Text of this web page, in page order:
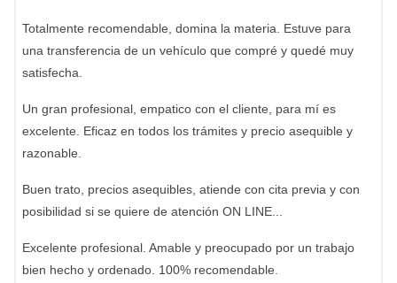
Totalmente recomendable, domina la materia. Estuve para
una transferencia de un vehículo que compré y quedé muy
satisfecha.
Un gran profesional, empatico con el cliente, para mí es
excelente. Eficaz en todos los trámites y precio asequible y
razonable.
Buen trato, precios asequibles, atiende con cita previa y con
posibilidad si se quiere de atención ON LINE...
Excelente profesional. Amable y preocupado por un trabajo
bien hecho y ordenado. 100% recomendable.